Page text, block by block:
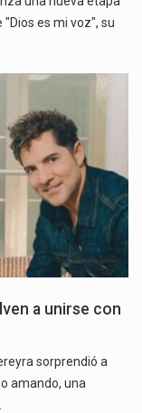
es mi voz", su
a unirse con
sorprendió a
amando, una